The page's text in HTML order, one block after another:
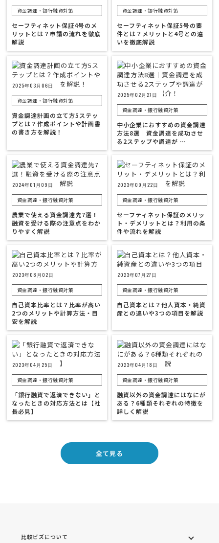
資金調達・銀行融資対策
セーフティネット保証4号のメ
リットとは？申請の流れを徹底
解説
資金調達・銀行融資対策
セーフティネット保証5号の要
件とは？メリットと4号との違
いを徹底解説
2025年03月06日
資金調達・銀行融資対策
資金調達計画の立て方5ステッ
プとは？作成ポイントや計画書
の書き方を解説！
2025年02月27日
資金調達・銀行融資対策
中小企業におすすめの資金調達
方法8選｜資金調達を成功させ
る2ステップや調達が …
2024年01月09日
資金調達・銀行融資対策
農業で使える資金調達先7選！
融資を受ける際の注意点をわか
りやすく解説
2023年09月22日
資金調達・銀行融資対策
セーフティネット保証のメリッ
ト・デメリットとは？利用の条
件や流れを解説
2023年08月02日
資金調達・銀行融資対策
自己資本比率とは？比率が高い
2つのメリットや計算方法・目
安を解説
2023年07月27日
資金調達・銀行融資対策
自己資本とは？他人資本・純資
産との違いや3つの項目を解説
2023年04月25日
資金調達・銀行融資対策
「銀行融資で返済できない」と
なったときの対応方法とは【社
長必見】
2023年04月18日
資金調達・銀行融資対策
融資以外の資金調達にはなにが
ある？6種類それぞれの特徴を
詳しく解説
全て見る
比較ビズについて